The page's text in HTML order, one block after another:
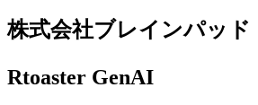
株式会社ブレインパッド
Rtoaster GenAI